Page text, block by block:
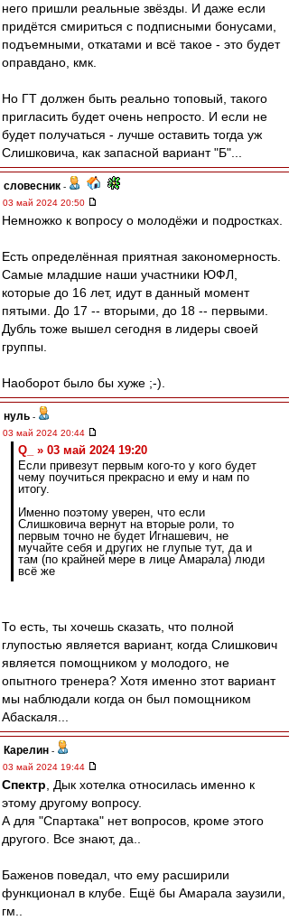
него пришли реальные звёзды. И даже если
придётся смириться с подписными бонусами,
подъемными, откатами и всё такое - это будет
оправдано, кмк.
Но ГТ должен быть реально топовый, такого
пригласить будет очень непросто. И если не
будет получаться - лучше оставить тогда уж
Слишковича, как запасной вариант "Б"...
словесник -
03 май 2024 20:50
Немножко к вопросу о молодёжи и подростках.
Есть определённая приятная закономерность.
Самые младшие наши участники ЮФЛ,
которые до 16 лет, идут в данный момент
пятыми. До 17 -- вторыми, до 18 -- первыми.
Дубль тоже вышел сегодня в лидеры своей
группы.
Наоборот было бы хуже ;-).
нуль -
03 май 2024 20:44
Q_ » 03 май 2024 19:20
Если привезут первым кого-то у кого будет
чему поучиться прекрасно и ему и нам по
итогу.
Именно поэтому уверен, что если
Слишковича вернут на вторые роли, то
первым точно не будет Игнашевич, не
мучайте себя и других не глупые тут, да и
там (по крайней мере в лице Амарала) люди
всё же
То есть, ты хочешь сказать, что полной
глупостью является вариант, когда Слишкович
является помощником у молодого, не
опытного тренера? Хотя именно зтот вариант
мы наблюдали когда он был помощником
Абаскаля...
Карелин -
03 май 2024 19:44
Спектр , Дык хотелка относилась именно к
этому другому вопросу.
А для "Спартака" нет вопросов, кроме этого
другого. Все знают, да..
Баженов поведал, что ему расширили
функционал в клубе. Ещё бы Амарала заузили,
гм..